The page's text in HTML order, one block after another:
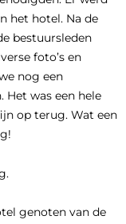
het hotel. Na de
bestuursleden
foto’s en
nog een
Het was een hele
op terug. Wat een
genoten van de